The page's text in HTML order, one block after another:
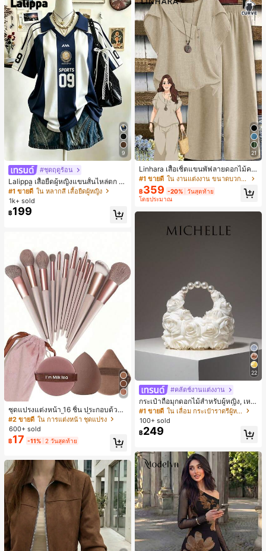
9
#ชุดฤดูร้อน
Lalippa เสื้อยืดผู้หญิงแขนสั้นไหล่ตก ค
อวีปกเสื้อ ลายพิมพ์ดิจิทัลลายทาง สไตล์
สปอร์ตแฟชั่นมินิมอล ของขวัญสำหรับเ
พื่อน
#1 ขายดี ใน หลากสี เสื้อยืดผู้หญิง
1k+ sold
฿199
ชุดแปรงแต่งหน้า 16 ชิ้น ประกอบด้วยแ
ปรงแต่งหน้า 13 ชิ้น, ฟองน้ำแต่งหน้ารู
ปหยดน้ำ 1 ชิ้น, แปรงแป้งรองพื้นกลม 1
ชิ้น และฟองน้ำแต่งหน้ารูปสามเหลี่ยม
1 ชิ้น - ชุดคลาสสิก ทำจากขนสังเคราะ
ห์นุ่มและเป็นมิตรต่อผิว เหมาะสำหรับผู้
หญิงและเด็กผู้หญิง เหมาะสำหรับฤดูใบ
ไม้ร่วงและฤดูหนาว
#2 ขายดี ใน การแต่งหน้า ชุดแปรง
600+ sold
฿17 -11% 2 วันสุดท้าย
21
Linhara เสื้อเชิ้ตแขนพัฟลายดอกไม้คอ
ปกไม่สมมาตรสำหรับผู้หญิงไซส์ใหญ่ +
กางเกงลำลองทรงหลวมเอวยางยืด 2 ชิ้
น สำหรับฤดูใบไม้ผลิ/ฤดูร้อน
#1 ขายดี ใน งานแต่งงาน ขนาดบวก Co-Ords
฿359 -20% วันสุดท้าย
โดยประมาณ
22
#คลัตช์งานแต่งงาน
กระเป๋าถือมุกดอกไม้สำหรับผู้หญิง, เหม
าะสำหรับชุดราตรี, ชุดบอล, เครื่องประ
ดับงานแต่งงาน, กระเป๋าสตางค์สุภาพส
ตรีหรูหรา, ของขวัญสำหรับผู้หญิง (ลาย
สุ่ม)
#1 ขายดี
ใน เลื่อม กระเป๋าราตรีผู้หญิง
100+ sold
฿249